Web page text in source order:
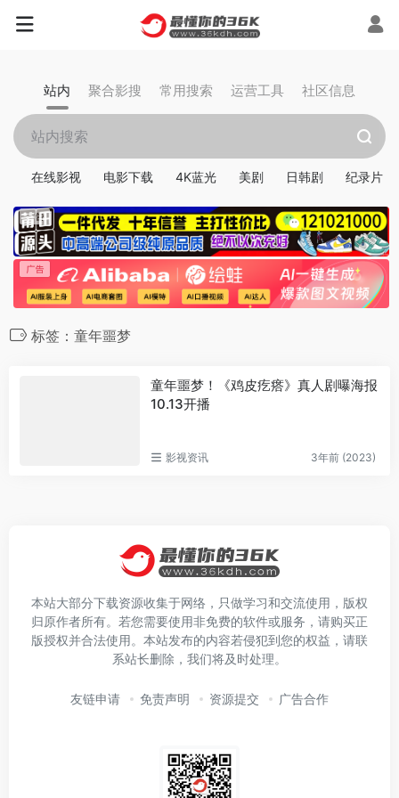
站内 聚合影搜 常用搜索 运营工具 社区信息
在线影视 电影下载 4K蓝光 美剧 日韩剧 纪录片
标签：童年噩梦
童年噩梦！《鸡皮疙瘩》真人剧曝海报
10.13开播
影视资讯 3年前 (2023)
本站大部分下载资源收集于网络，只做学习和交流使用，版权
归原作者所有。若您需要使用非免费的软件或服务，请购买正
版授权并合法使用。本站发布的内容若侵犯到您的权益，请联
系站长删除，我们将及时处理。
友链申请 免责声明 资源提交 广告合作